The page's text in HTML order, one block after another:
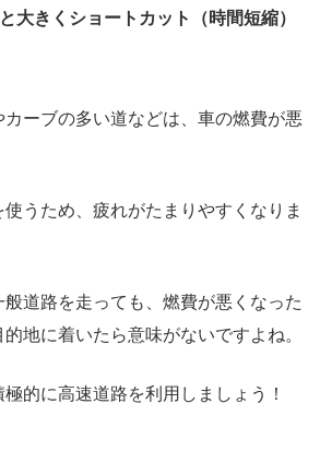
大きくショートカット（時間短縮）
ーブの多い道などは、車の燃費が悪
使うため、疲れがたまりやすくなりま
道路を走っても、燃費が悪くなった
地に着いたら意味がないですよね。
的に高速道路を利用しましょう！